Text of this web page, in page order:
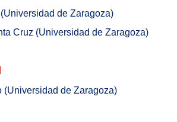
de Zaragoza)
Cruz (Universidad de Zaragoza)
(Universidad de Zaragoza)